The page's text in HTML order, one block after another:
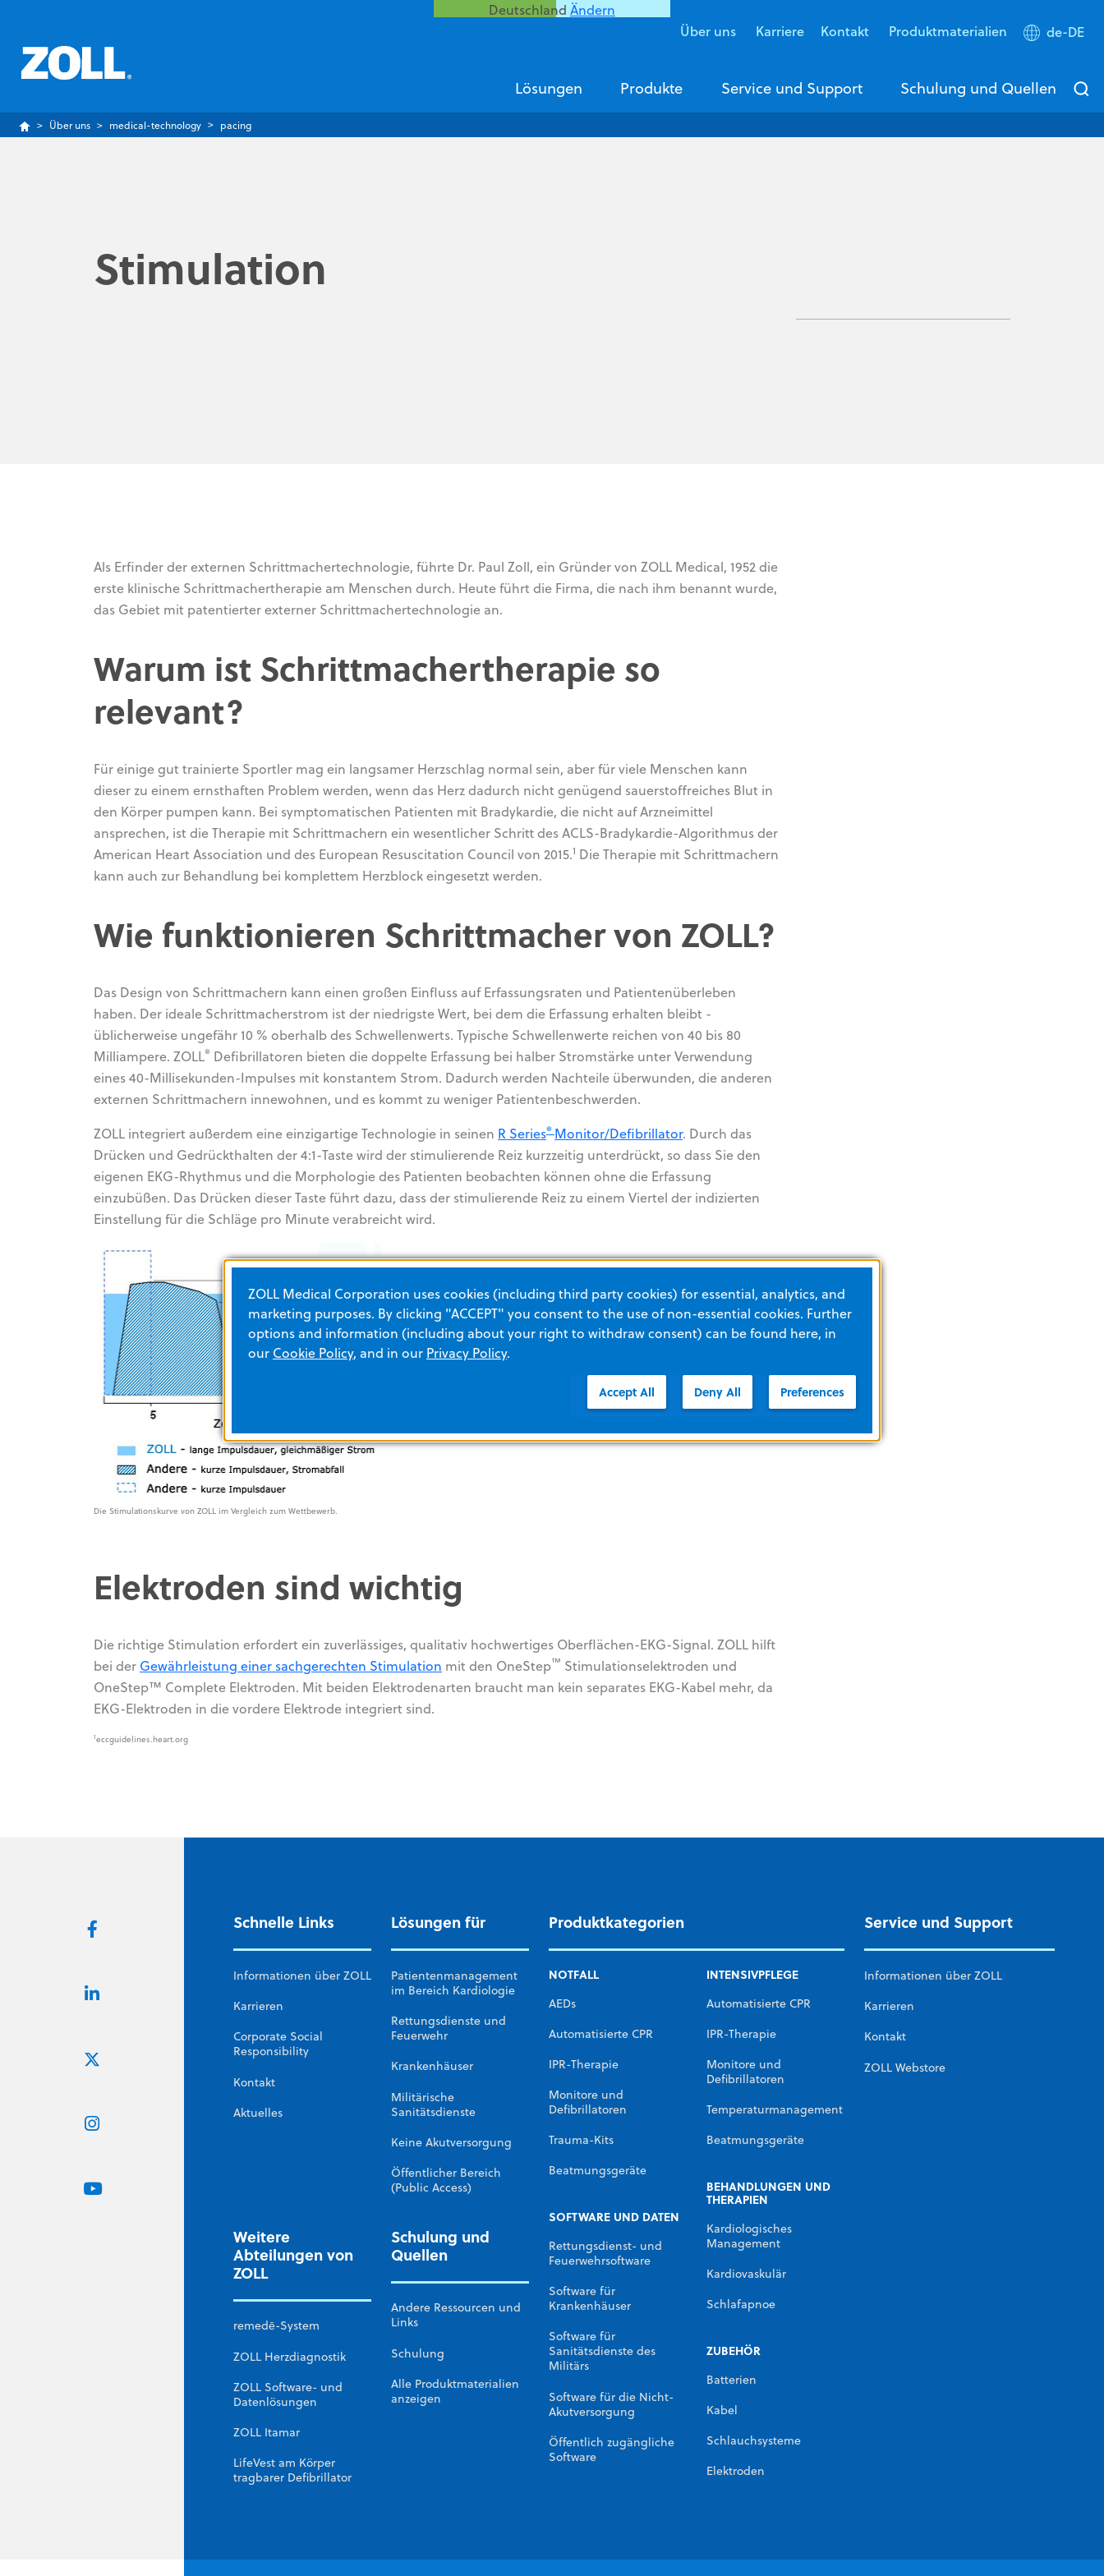
Deutschland Ändern
Über uns Karriere Kontakt Produktmaterialien de-DE
Lösungen Produkte Service und Support Schulung und Quellen
Über uns medical-technology pacing
Stimulation
Als Erfinder der externen Schrittmachertechnologie, führte Dr. Paul Zoll, ein Gründer von ZOLL Medical, 1952 die
erste klinische Schrittmachertherapie am Menschen durch. Heute führt die Firma, die nach ihm benannt wurde,
das Gebiet mit patentierter externer Schrittmachertechnologie an.
Warum ist Schrittmachertherapie so
relevant?
Für einige gut trainierte Sportler mag ein langsamer Herzschlag normal sein, aber für viele Menschen kann
dieser zu einem ernsthaften Problem werden, wenn das Herz dadurch nicht genügend sauerstoffreiches Blut in
den Körper pumpen kann. Bei symptomatischen Patienten mit Bradykardie, die nicht auf Arzneimittel
ansprechen, ist die Therapie mit Schrittmachern ein wesentlicher Schritt des ACLS-Bradykardie-Algorithmus der
American Heart Association und des European Resuscitation Council von 2015.1 Die Therapie mit Schrittmachern
kann auch zur Behandlung bei komplettem Herzblock eingesetzt werden.
Wie funktionieren Schrittmacher von ZOLL?
Das Design von Schrittmachern kann einen großen Einfluss auf Erfassungsraten und Patientenüberleben
haben. Der ideale Schrittmacherstrom ist der niedrigste Wert, bei dem die Erfassung erhalten bleibt -
üblicherweise ungefähr 10 % oberhalb des Schwellenwerts. Typische Schwellenwerte reichen von 40 bis 80
Milliampere. ZOLL® Defibrillatoren bieten die doppelte Erfassung bei halber Stromstärke unter Verwendung
eines 40-Millisekunden-Impulses mit konstantem Strom. Dadurch werden Nachteile überwunden, die anderen
externen Schrittmachern innewohnen, und es kommt zu weniger Patientenbeschwerden.
ZOLL integriert außerdem eine einzigartige Technologie in seinen R Series® Monitor/Defibrillator. Durch das
Drücken und Gedrückthalten der 4:1-Taste wird der stimulierende Reiz kurzzeitig unterdrückt, so dass Sie den
eigenen EKG-Rhythmus und die Morphologie des Patienten beobachten können ohne die Erfassung
einzubüßen. Das Drücken dieser Taste führt dazu, dass der stimulierende Reiz zu einem Viertel der indizierten
Einstellung für die Schläge pro Minute verabreicht wird.
Die Stimulationskurve von ZOLL im Vergleich zum Wettbewerb.
Elektroden sind wichtig
Die richtige Stimulation erfordert ein zuverlässiges, qualitativ hochwertiges Oberflächen-EKG-Signal. ZOLL hilft
bei der Gewährleistung einer sachgerechten Stimulation mit den OneStep™ Stimulationselektroden und
OneStep™ Complete Elektroden. Mit beiden Elektrodenarten braucht man kein separates EKG-Kabel mehr, da
EKG-Elektroden in die vordere Elektrode integriert sind.
1eccguidelines.heart.org
Schnelle Links
Informationen über ZOLL
Karrieren
Corporate Social
Responsibility
Kontakt
Aktuelles
Lösungen für
Patientenmanagement
im Bereich Kardiologie
Rettungsdienste und
Feuerwehr
Krankenhäuser
Militärische
Sanitätsdienste
Keine Akutversorgung
Öffentlicher Bereich
(Public Access)
Weitere
Abteilungen von
ZOLL
remedē-System
ZOLL Herzdiagnostik
ZOLL Software- und
Datenlösungen
ZOLL Itamar
LifeVest am Körper
tragbarer Defibrillator
Schulung und
Quellen
Andere Ressourcen und
Links
Schulung
Alle Produktmaterialien
anzeigen
Produktkategorien
NOTFALL
AEDs
Automatisierte CPR
IPR-Therapie
Monitore und
Defibrillatoren
Trauma-Kits
Beatmungsgeräte
INTENSIVPFLEGE
Automatisierte CPR
IPR-Therapie
Monitore und
Defibrillatoren
Temperaturmanagement
Beatmungsgeräte
BEHANDLUNGEN UND
THERAPIEN
Kardiologisches
Management
Kardiovaskulär
Schlafapnoe
SOFTWARE UND DATEN
Rettungsdienst- und
Feuerwehrsoftware
Software für
Krankenhäuser
Software für
Sanitätsdienste des
Militärs
Software für die Nicht-
Akutversorgung
Öffentlich zugängliche
Software
ZUBEHÖR
Batterien
Kabel
Schlauchsysteme
Elektroden
Service und Support
Informationen über ZOLL
Karrieren
Kontakt
ZOLL Webstore
ZOLL Medical Corporation uses cookies (including third party cookies) for essential, analytics, and
marketing purposes. By clicking "ACCEPT" you consent to the use of non-essential cookies. Further
options and information (including about your right to withdraw consent) can be found here, in
our Cookie Policy, and in our Privacy Policy.
Accept All Deny All Preferences